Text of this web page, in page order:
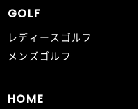
GOLF
レディースゴルフ
メンズゴルフ
HOME